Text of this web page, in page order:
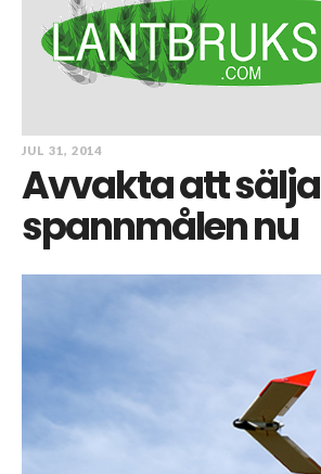
JUL 31, 2014
Avvakta att sälja
spannmålen nu